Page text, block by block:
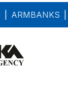
ARMBANKS